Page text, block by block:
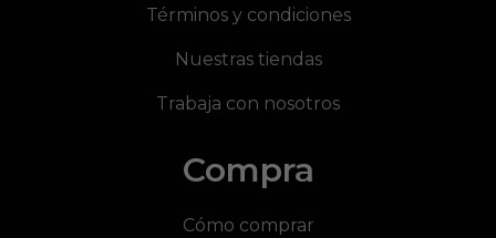
Términos y condiciones
Nuestras tiendas
Trabaja con nosotros
Compra
Cómo comprar